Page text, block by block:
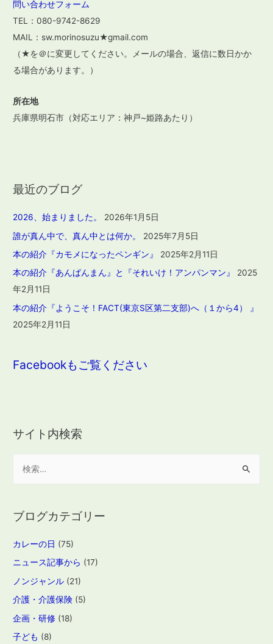
問い合わせフォーム
TEL：080-9742-8629
MAIL：sw.morinosuzu★gmail.com
（★を＠に変更してください。メールの場合、返信に数日かか
る場合があります。）
所在地
兵庫県明石市（対応エリア：神戸~姫路あたり）
最近のブログ
2026、始まりました。
2026年1月5日
誰が真ん中で、真ん中とは何か。
2025年7月5日
本の紹介『カモメになったペンギン』
2025年2月11日
本の紹介『あんぱんまん』と『それいけ！アンパンマン』
2025
年2月11日
本の紹介『ようこそ！FACT(東京S区第二支部)へ（１から4） 』
2025年2月11日
Facebookもご覧ください
サイト内検索
ブログカテゴリー
カレーの日 (75)
ニュース記事から (17)
ノンジャンル (21)
介護・介護保険 (5)
企画・研修 (18)
子ども (8)